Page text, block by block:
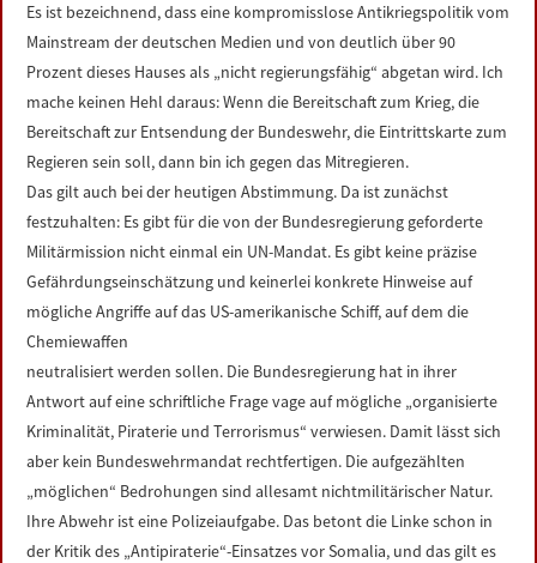
Es ist bezeichnend, dass eine kompromisslose Antikriegspolitik vom
Mainstream der deutschen Medien und von deutlich über 90
Prozent dieses Hauses als „nicht regierungsfähig“ abgetan wird. Ich
mache keinen Hehl daraus: Wenn die Bereitschaft zum Krieg, die
Bereitschaft zur Entsendung der Bundeswehr, die Eintrittskarte zum
Regieren sein soll, dann bin ich gegen das Mitregieren.
Das gilt auch bei der heutigen Abstimmung. Da ist zunächst
festzuhalten: Es gibt für die von der Bundesregierung geforderte
Militärmission nicht einmal ein UN-Mandat. Es gibt keine präzise
Gefährdungseinschätzung und keinerlei konkrete Hinweise auf
mögliche Angriffe auf das US-amerikanische Schiff, auf dem die
Chemiewaffen
neutralisiert werden sollen. Die Bundesregierung hat in ihrer
Antwort auf eine schriftliche Frage vage auf mögliche „organisierte
Kriminalität, Piraterie und Terrorismus“ verwiesen. Damit lässt sich
aber kein Bundeswehrmandat rechtfertigen. Die aufgezählten
„möglichen“ Bedrohungen sind allesamt nichtmilitärischer Natur.
Ihre Abwehr ist eine Polizeiaufgabe. Das betont die Linke schon in
der Kritik des „Antipiraterie“-Einsatzes vor Somalia, und das gilt es